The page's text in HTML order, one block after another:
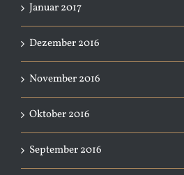
Januar 2017
Dezember 2016
November 2016
Oktober 2016
September 2016